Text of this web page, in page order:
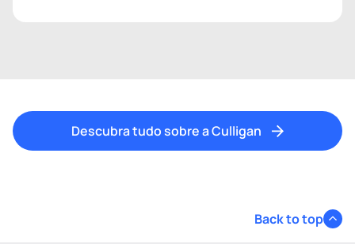
Descubra tudo sobre a Culligan
Back to top